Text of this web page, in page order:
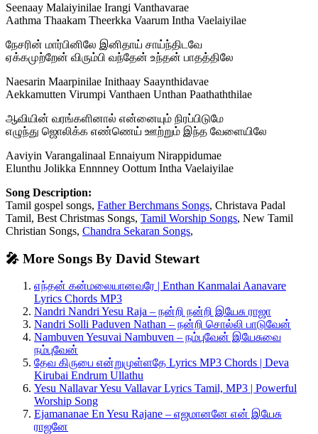
Seenaay Malaiyinilae Irangi Vanthavarae
Aathma Thaakam Theerkka Vaarum Intha Vaelaiyilae
நேசரின் மார்பினிலே இனிதாய் சாய்ந்திடவே
ஏக்கமுற்றேன் விரும்பி வந்தேன் உந்தன் பாதத்திலே
Naesarin Maarpinilae Inithaay Saaynthidavae
Aekkamutten Virumpi Vanthaen Unthan Paathaththilae
ஆவியின் வரங்களினால் என்னையும் நிரப்பிடுமே
எழுந்து ஜொலிக்க எண்ணெய் ஊற்றும் இந்த வேளையிலே
Aaviyin Varangalinaal Ennaiyum Nirappidumae
Elunthu Jolikka Ennnney Oottum Intha Vaelaiyilae
Song Description:
Tamil gospel songs, Father Berchmans Songs, Christava Padal
Tamil, Best Christmas Songs, Tamil Worship Songs, New Tamil
Christian Songs, Chandra Sekaran Songs,
🎤 More Songs By David Stewart
எந்தன் கன்மலையானவரே | Enthan Kanmalai Aanavare
Lyrics Chords MP3
Nandri Nandri Yesu Raja – நன்றி நன்றி இயேசு ராஜா
Nandri Solli Paduven Nathan – நன்றி சொல்லி பாடுவேன்
Nambuven Yesuvai Nambuven – நம்புவேன் இயேசுவை
நம்புவேன்
தேவ கிருபை என்றுமுள்ளதே Lyrics MP3 Chords | Deva
Kirubai Endrum Ullathu
Yesu Nallavar Yesu Vallavar Lyrics Tamil, MP3 | Powerful
Worship Song
Ejamananae En Yesu Rajane – எஜமானனே என் இயேசு
ராஜனே